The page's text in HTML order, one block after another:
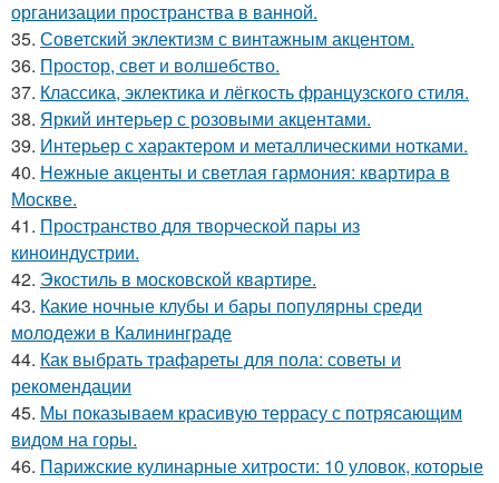
организации пространства в ванной.
35. Советский эклектизм с винтажным акцентом.
36. Простор, свет и волшебство.
37. Классика, эклектика и лёгкость французского стиля.
38. Яркий интерьер с розовыми акцентами.
39. Интерьер с характером и металлическими нотками.
40. Нежные акценты и светлая гармония: квартира в
Москве.
41. Пространство для творческой пары из
киноиндустрии.
42. Экостиль в московской квартире.
43. Какие ночные клубы и бары популярны среди
молодежи в Калининграде
44. Как выбрать трафареты для пола: советы и
рекомендации
45. Мы показываем красивую террасу с потрясающим
видом на горы.
46. Парижские кулинарные хитрости: 10 уловок, которые